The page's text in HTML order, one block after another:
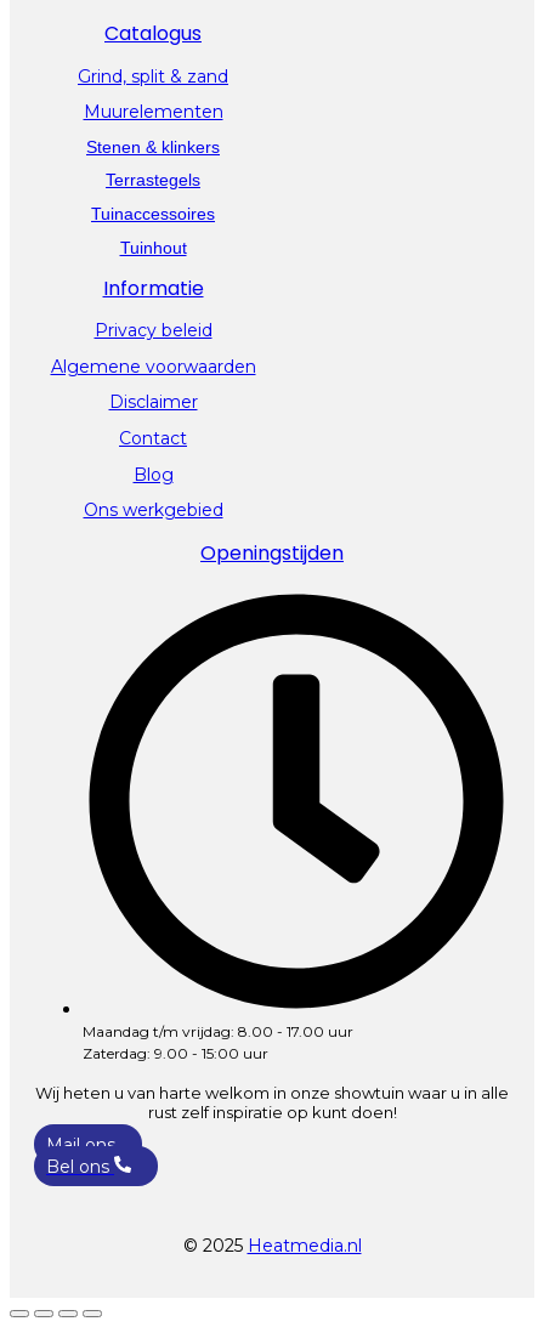
Catalogus
Grind, split & zand
Muurelementen
Stenen & klinkers
Terrastegels
Tuinaccessoires
Tuinhout
Informatie
Privacy beleid
Algemene voorwaarden
Disclaimer
Contact
Blog
Ons werkgebied
Openingstijden
Maandag t/m vrijdag: 8.00 - 17.00 uur
Zaterdag: 9.00 - 15:00 uur
Wij heten u van harte welkom in onze showtuin waar u in alle
rust zelf inspiratie op kunt doen!
Mail ons
Bel ons
© 2025 Heatmedia.nl